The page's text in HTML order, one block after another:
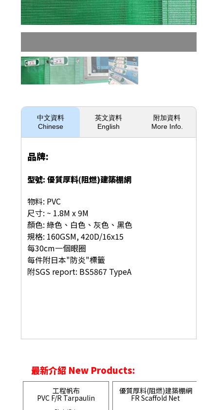
中文資料
Chinese
英文資料
English
附加資料
More Info.
品牌:
型號: 優質厚料(阻燃)建築棚網
物料: PVC
尺寸: ~ 1.8M x 9M
顏色: 綠色、白色、灰色、黑色
規格: 160GSM, 420D/16x15
每30cm一個眼圈
每件附日本"防炎"標籤
附SGS report: BS5867 TypeA
最新介紹 New Products:
工程帆布
PVC F/R Tarpaulin
優質厚料(阻燃)建築棚網
FR Scaffold Net